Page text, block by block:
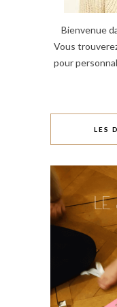
Bienvenue
Vous
pour
LES